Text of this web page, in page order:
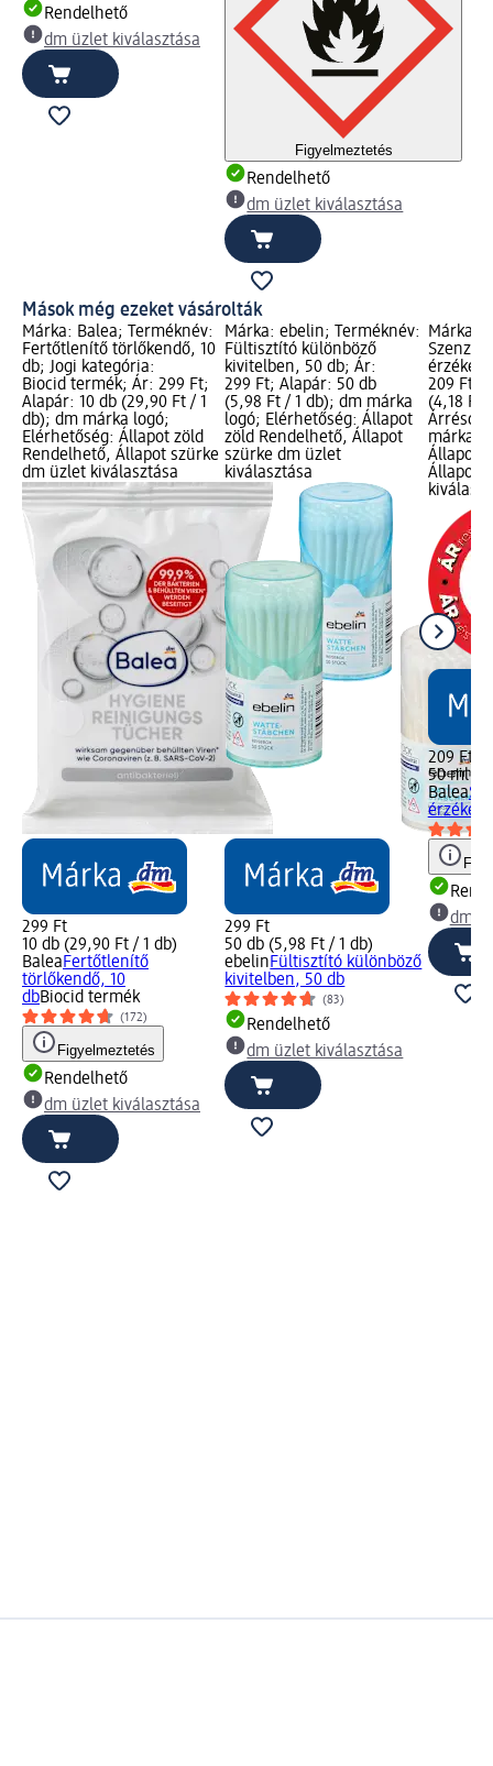
Rendelhető
dm üzlet kiválasztása
Figyelmeztetés
Rendelhető
dm üzlet kiválasztása
Mások még ezeket vásárolták
Márka: Balea; Terméknév:
Fertőtlenítő törlőkendő, 10
db; Jogi kategória:
Biocid termék; Ár: 299 Ft;
Alapár: 10 db (29,90 Ft / 1
db); dm márka logó;
Elérhetőség: Állapot zöld
Rendelhető, Állapot szürke
dm üzlet kiválasztása
299 Ft
10 db (29,90 Ft / 1 db)
BaleaFertőtlenítő
törlőkendő, 10
dbBiocid termék
(172)
Figyelmeztetés
Rendelhető
dm üzlet kiválasztása
Márka: ebelin; Terméknév:
Fültisztító különböző
kivitelben, 50 db; Ár:
299 Ft; Alapár: 50 db
(5,98 Ft / 1 db); dm márka
logó; Elérhetőség: Állapot
zöld Rendelhető, Állapot
szürke dm üzlet
kiválasztása
299 Ft
50 db (5,98 Ft / 1 db)
ebelinFültisztító különböző
kivitelben, 50 db
(83)
Rendelhető
dm üzlet kiválasztása
Márka:
209 Ft;
(4,18 Ft
márka
Állapot
Állapot
209 Ft
50 ml
Balea
dm